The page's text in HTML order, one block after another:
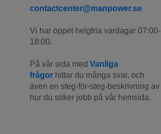
contactcenter@manpower.se
Vi har öppet helgfria vardagar 07:00-
18:00.
På vår sida med Vanliga
frågor hittar du många svar, och
även en steg-för-steg-beskrivning av
hur du söker jobb på vår hemsida.